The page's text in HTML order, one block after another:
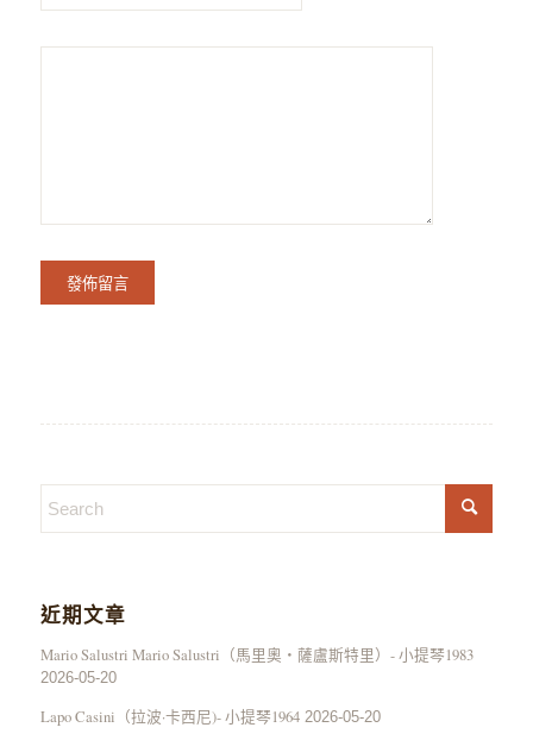
近期文章
Mario Salustri Mario Salustri（馬里奧・薩盧斯特里）- 小提琴1983
2026-05-20
Lapo Casini（拉波·卡西尼)- 小提琴1964 2026-05-20